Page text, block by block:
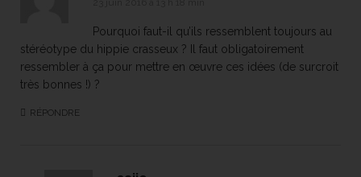
Pourquoi faut-il qu’ils ressemblent toujours au
stéréotype du hippie crasseux ? Il faut obligatoirement
ressembler à ça pour mettre en œuvre ces idées (de surcroit
très bonnes !) ?
RÉPONDRE